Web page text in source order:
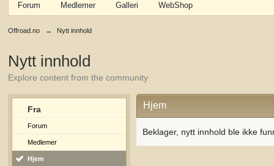
Forum Medlemer Galleri WebShop
Offroad.no → Nytt innhold
Nytt innhold
Explore content from the community
Fra
Forum
Medlemer
Hjem
Hjem
Beklager, nytt innhold ble ikke